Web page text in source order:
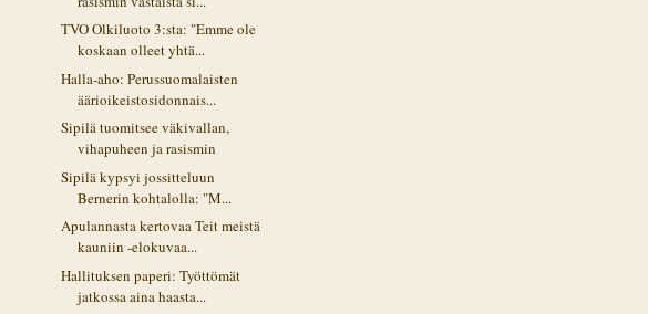
TVO Olkiluoto 3:sta: "Emme ole
koskaan olleet yhtä...
Halla-aho: Perussuomalaisten
äärioikeistosidonnais...
Sipilä tuomitsee väkivallan,
vihapuheen ja rasismin
Sipilä kypsyi jossitteluun
Bernerin kohtalolla: "M...
Apulannasta kertovaa Teit meistä
kauniin -elokuvaa...
Hallituksen paperi: Työttömät
jatkossa aina haasta...